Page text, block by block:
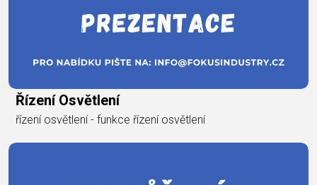
Řízení Osvětlení
řízení osvětlení - funkce řízení osvětlení